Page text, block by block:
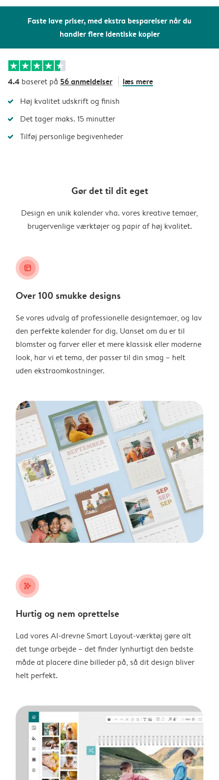
Faste lave priser, med ekstra besparelser når du
handler flere identiske kopier
4.4 baseret på 56 anmeldelser læs mere
Høj kvalitet udskrift og finish
Det tager maks. 15 minutter
Tilføj personlige begivenheder
Gør det til dit eget
Design en unik kalender vha. vores kreative temaer,
brugervenlige værktøjer og papir af høj kvalitet.
layout_alt
Over 100 smukke designs
Se vores udvalg af professionelle designtemaer, og lav
den perfekte kalender for dig. Uanset om du er til
blomster og farver eller et mere klassisk eller moderne
look, har vi et tema, der passer til din smag – helt
uden ekstraomkostninger.
stars_plus
Hurtig og nem oprettelse
Lad vores AI-drevne Smart Layout-værktøj gøre alt
det tunge arbejde – det finder lynhurtigt den bedste
måde at placere dine billeder på, så dit design bliver
helt perfekt.